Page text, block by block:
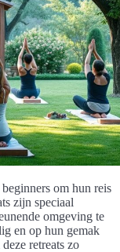
om hun reis
zijn speciaal
omgeving te
en op hun gemak
retreats zo